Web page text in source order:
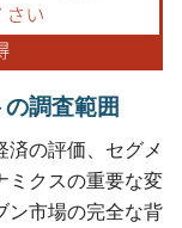
調査範囲
の評価、セグメ
ミクスの重要な変
ン市場の完全な背